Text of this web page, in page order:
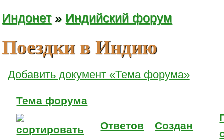
Индонет» Индийский форум
Поездки в Индию
Добавить документ «Тема форума»
Тема форума
Ответов Создан